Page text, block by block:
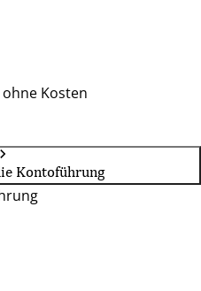
Kosten
Kontoführung